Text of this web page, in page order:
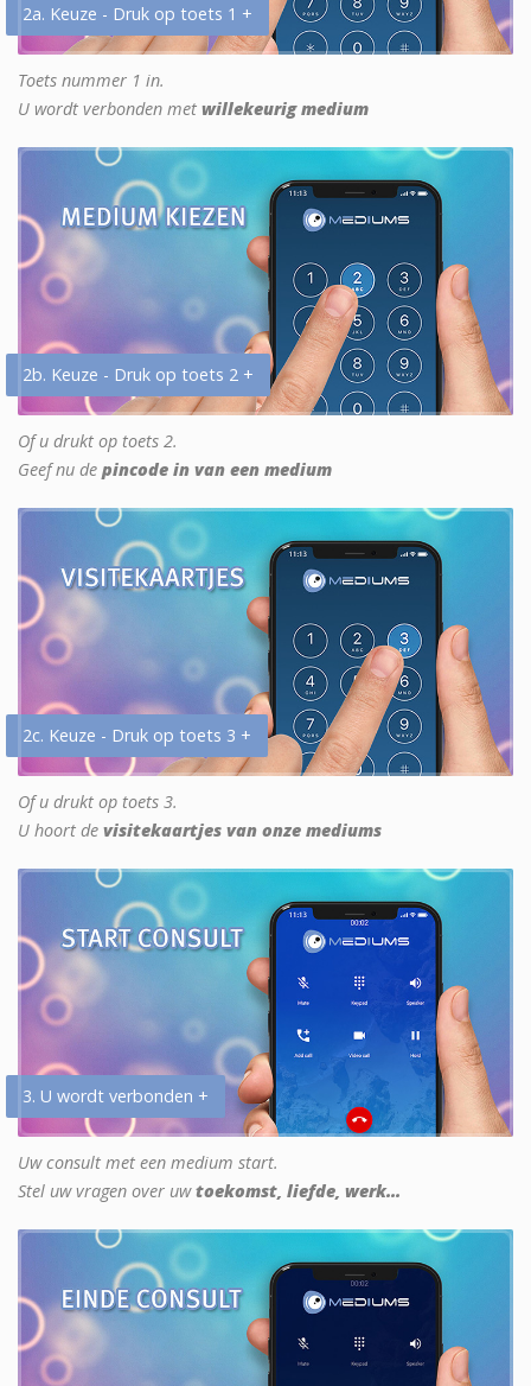
2a. Keuze - Druk op toets 1 +
Toets nummer 1 in.
U wordt verbonden met willekeurig medium
2b. Keuze - Druk op toets 2 +
Of u drukt op toets 2.
Geef nu de pincode in van een medium
2c. Keuze - Druk op toets 3 +
Of u drukt op toets 3.
U hoort de visitekaartjes van onze mediums
3. U wordt verbonden +
Uw consult met een medium start.
Stel uw vragen over uwtoekomst, liefde, werk...